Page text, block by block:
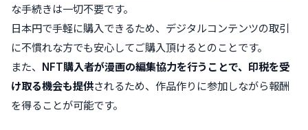
な手続きは一切不要です。
日本円で手軽に購入できるため、デジタルコンテンツの取引
に不慣れな方でも安心してご購入頂けるとのことです。
また、
NFT購入者が漫画の編集協力を行うことで、印税を受
け取る機会も提供されるため、作品作りに参加しながら報酬
を得ることが可能です。